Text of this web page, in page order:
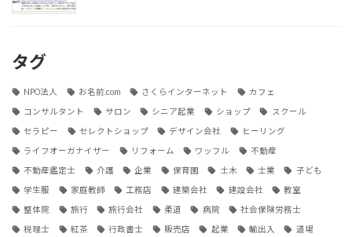
タグ
NPO法人 お名前.com さくらインターネット カフェ
コンサルタント サロン シニア起業 ショップ スクール
セラピー セレクトショップ デザイン会社 ヒーリング
ライフオーガナイザー リフォーム ワッフル 不動産
不動産鑑定士 介護 企業 保育園 土木 士業 子ども
学生服 家庭教師 工務店 建築会社 建設会社 教室
整体院 旅行 旅行会社 柔道 病院 社会保険労務士
税理士 紅茶 行政書士 販売店 起業 輸出入 道場